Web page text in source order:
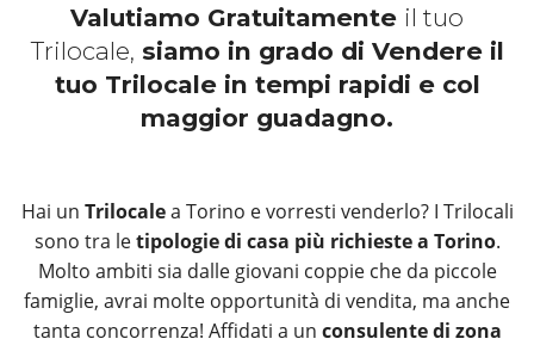
Valutiamo Gratuitamente il tuo
Trilocale, siamo in grado di Vendere il
tuo Trilocale in tempi rapidi e col
maggior guadagno.
Hai un Trilocalea Torino e vorresti venderlo? I Trilocali
sono tra letipologie di casa più richieste a Torino.
Molto ambiti sia dalle giovani coppie che da piccole
famiglie, avrai molte opportunità di vendita, ma anche
tanta concorrenza! Affidati a un consulente di zona